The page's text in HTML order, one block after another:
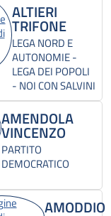
ALTIERI
TRIFONE
LEGA NORD E
AUTONOMIE -
LEGA DEI POPOLI
- NOI CON SALVINI
AMENDOLA
VINCENZO
PARTITO
DEMOCRATICO
AMODDIO